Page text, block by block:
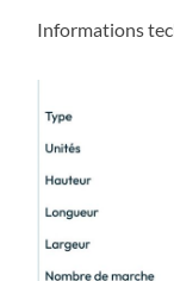
Informations